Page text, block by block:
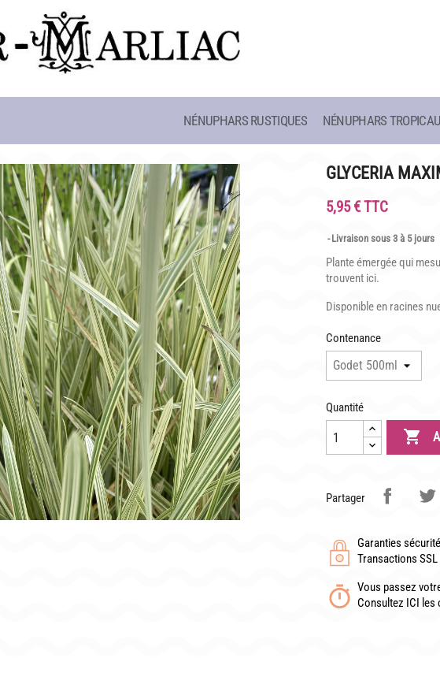
INFOS PRATIQUES
PLAN & PHOTOS DU SITE
POUR LES ENFANTS
GROUPES ADULTES & SCOLAIRES
CAFÉ MARLIACEA
HORAIRES ET ACCÈS
LA CARTE
NOS SOIRÉES ESTIVALES
REPAS GROUPES
DÉLAIS DE LIVRAISON TÉLÉCHARGER UN BON DE COMMANDE
NÉNUPHARS RUSTIQUES NÉNUPHARS
GLYCERIA
5,95 € TTC
Livraison sous 3 à 5 jours
Plante émergée qui
trouvent ici.
Disponible en racines
Contenance
Quantité

Partager
Garanties sécurité
Transactions
Vous passez
Consultez ICI les